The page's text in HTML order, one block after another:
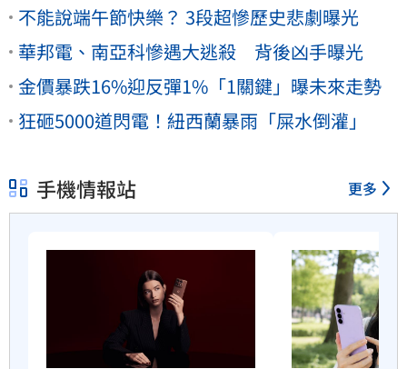
不能說端午節快樂？ 3段超慘歷史悲劇曝光
華邦電、南亞科慘遇大逃殺 背後凶手曝光
金價暴跌16%迎反彈1%「1關鍵」曝未來走勢
狂砸5000道閃電！紐西蘭暴雨「屎水倒灌」
手機情報站 更多